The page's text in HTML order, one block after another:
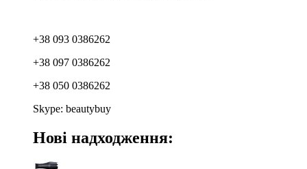
+38 093 0386262
+38 097 0386262
+38 050 0386262
Skype: beautybuy
Нові надходження: